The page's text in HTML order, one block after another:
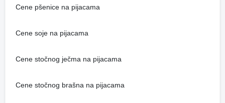
Cene pšenice na pijacama
Cene soje na pijacama
Cene stočnog ječma na pijacama
Cene stočnog brašna na pijacama